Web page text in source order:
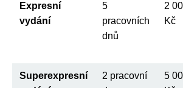
Expresní
vydání
5
pracovních
dnů
2
Kč
Superexpresní
2 pracovní
5